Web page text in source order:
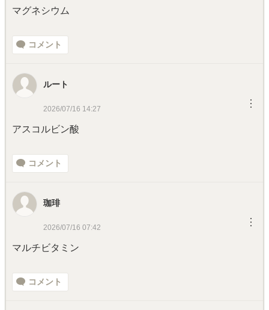
マグネシウム
コメント
ルート
2026/07/16 14:27 ︙
アスコルビン酸
コメント
珈琲
2026/07/16 07:42 ︙
マルチビタミン
コメント